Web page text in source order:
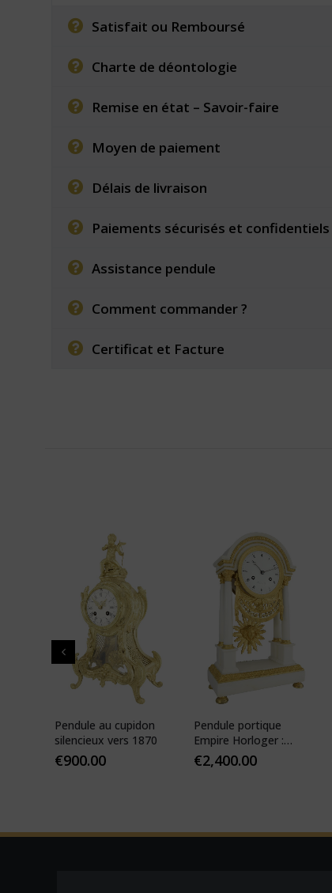
Satisfait ou Remboursé
Charte de déontologie
Remise en état – Savoir-faire
Moyen de paiement
Délais de livraison
Paiements sécurisés et confidentiels
Assistance pendule
Comment commander ?
Certificat et Facture
Pendule au cupidon
silencieux vers 1870
€900.00
Pendule portique
Empire Horloger :
VEIBEL 1810
€2,400.00